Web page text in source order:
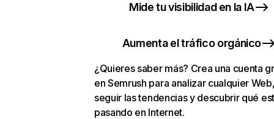
Mide tu visibilidad en la IA
Aumenta el tráfico orgánico
¿Quieres saber más? Crea una cuenta
en Semrush para analizar cualquier
seguir las tendencias y descubrir qué
pasando en Internet.